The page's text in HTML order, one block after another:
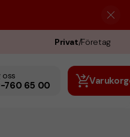
Privat/Företag
oss
760 65 00